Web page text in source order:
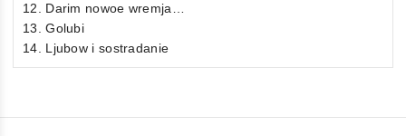
12. Darim nowoe wremja…
13. Golubi
14. Ljubow i sostradanie